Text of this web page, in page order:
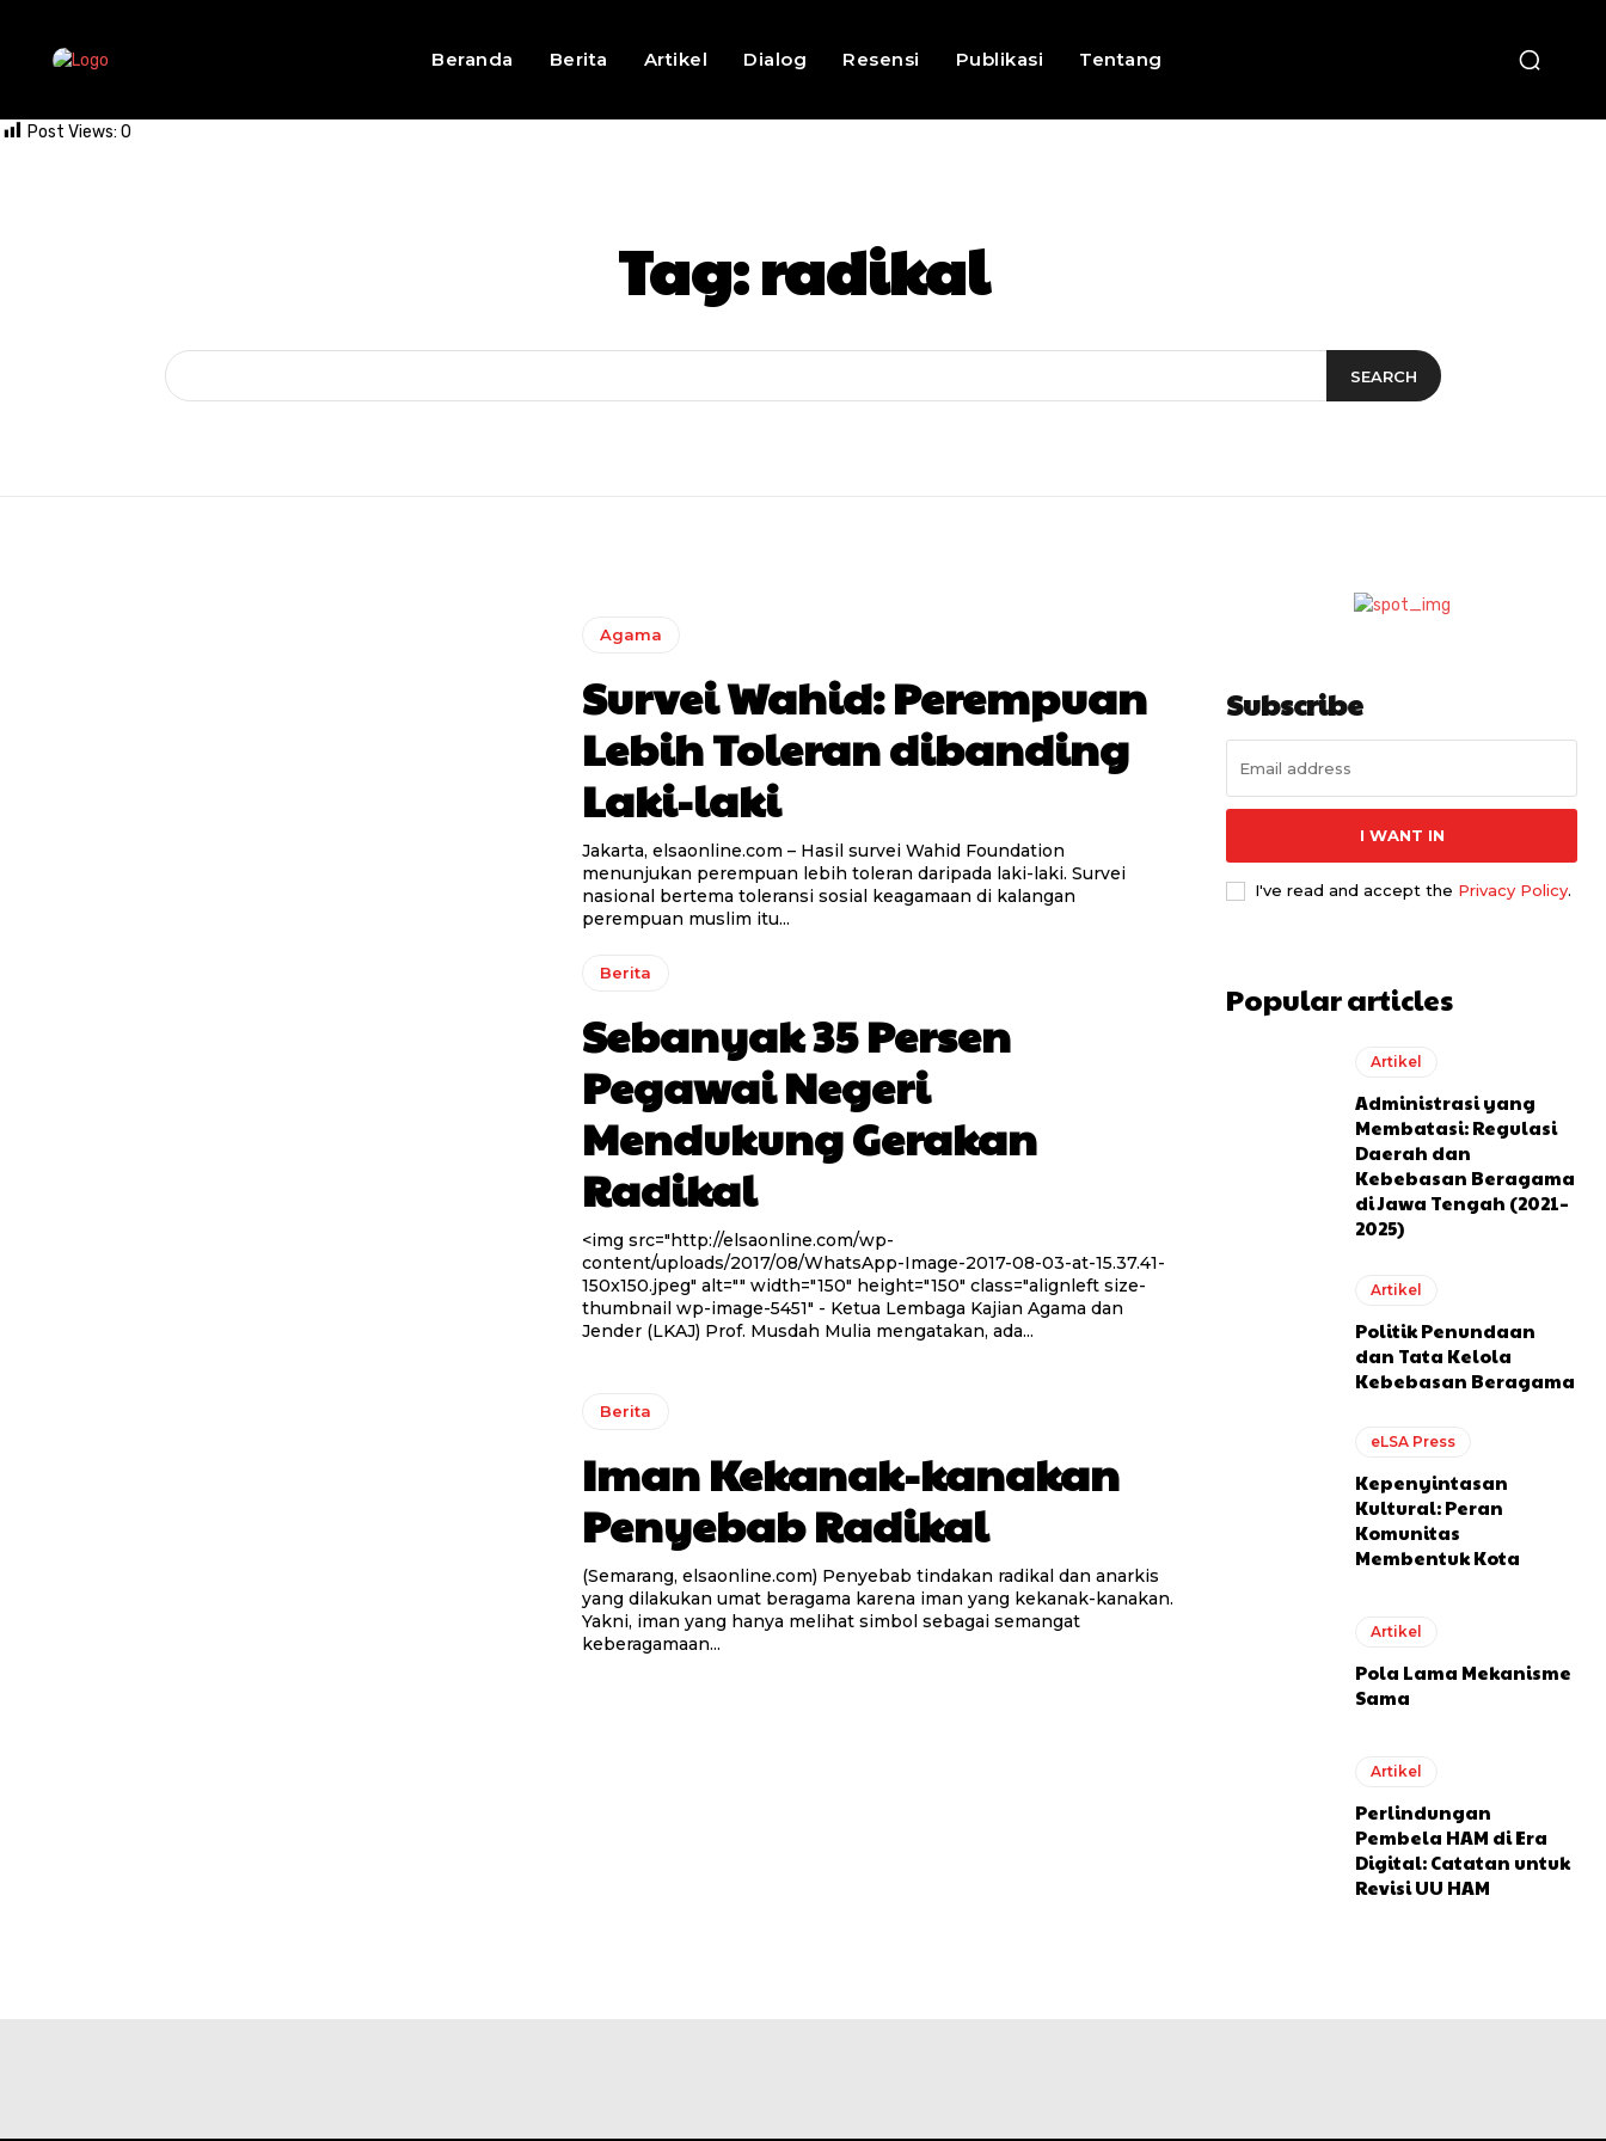
Beranda Berita Artikel Dialog Resensi Publikasi Tentang
Post Views: 0
Tag:radikal
SEARCH
Agama
Survei Wahid: Perempuan
Lebih Toleran dibanding
Laki-laki
Jakarta, elsaonline.com – Hasil survei Wahid Foundation
menunjukan perempuan lebih toleran daripada laki-laki. Survei
nasional bertema toleransi sosial keagamaan di kalangan
perempuan muslim itu...
Berita
Sebanyak 35 Persen
Pegawai Negeri
Mendukung Gerakan
Radikal
<img src="http://elsaonline.com/wp-
content/uploads/2017/08/WhatsApp-Image-2017-08-03-at-15.37.41-
150x150.jpeg" alt="" width="150" height="150" class="alignleft size-
thumbnail wp-image-5451" - Ketua Lembaga Kajian Agama dan
Jender (LKAJ) Prof. Musdah Mulia mengatakan, ada...
Berita
Iman Kekanak-kanakan
Penyebab Radikal
(Semarang, elsaonline.com) Penyebab tindakan radikal dan anarkis
yang dilakukan umat beragama karena iman yang kekanak-kanakan.
Yakni, iman yang hanya melihat simbol sebagai semangat
keberagamaan...
Subscribe
I WANT IN
I've read and accept the Privacy Policy.
Popular articles
Artikel
Administrasi yang
Membatasi: Regulasi
Daerah dan
Kebebasan Beragama
di Jawa Tengah (2021–
2025)
Artikel
Politik Penundaan
dan Tata Kelola
Kebebasan Beragama
eLSA Press
Kepenyintasan
Kultural: Peran
Komunitas
Membentuk Kota
Artikel
Pola Lama Mekanisme
Sama
Artikel
Perlindungan
Pembela HAM di Era
Digital: Catatan untuk
Revisi UU HAM